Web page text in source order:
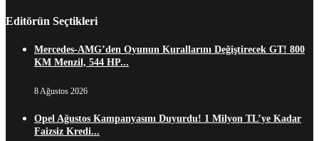
Editörün Seçtikleri
Mercedes-AMG’den Oyunun Kurallarını Değiştirecek GT! 800
KM Menzil, 544 HP...
8 Ağustos 2026
Opel Ağustos Kampanyasını Duyurdu! 1 Milyon TL’ye Kadar
Faizsiz Kredi...